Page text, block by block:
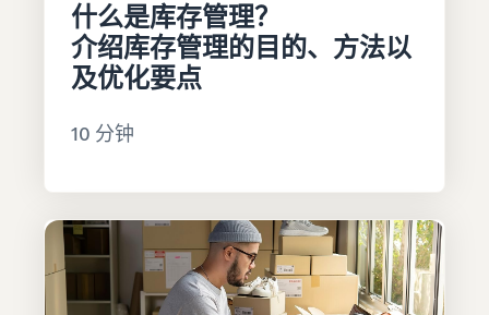
什么是库存管理？
介绍库存管理的目的、方法以
及优化要点
10 分钟